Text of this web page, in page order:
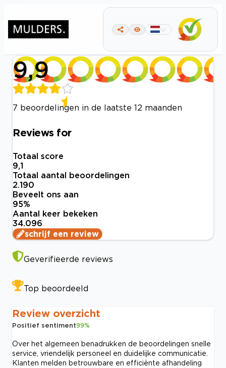
9,9
7 beoordelingen in de laatste 12 maanden
Reviews for
Totaal score
9,1
Totaal aantal beoordelingen
2.190
Beveelt ons aan
95%
Aantal keer bekeken
34.096
schrijf een review
Geverifieerde reviews
Top beoordeeld
Review overzicht
Positief sentiment99%
Over het algemeen benadrukken de beoordelingen snelle
service, vriendelijk personeel en duidelijke communicatie.
Klanten melden betrouwbare en efficiënte afhandeling